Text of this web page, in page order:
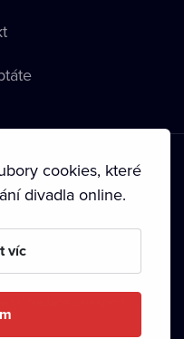
• Zásady používání
•
cookies, které
divadla online.
víc